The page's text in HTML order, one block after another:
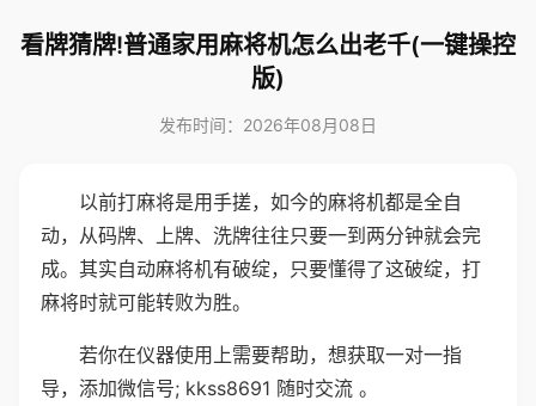
看牌猜牌!普通家用麻将机怎么出老千(一键操控
版)
发布时间：2026年08月08日
以前打麻将是用手搓，如今的麻将机都是全自
动，从码牌、上牌、洗牌往往只要一到两分钟就会完
成。其实自动麻将机有破绽，只要懂得了这破绽，打
麻将时就可能转败为胜。
若你在仪器使用上需要帮助，想获取一对一指
导，添加微信号; kkss8691 随时交流 。